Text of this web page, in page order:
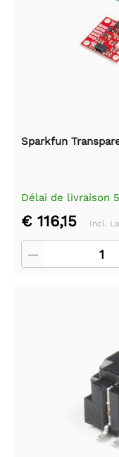
Sparkfun
Délai de livraison
€ 116,15 Incl.